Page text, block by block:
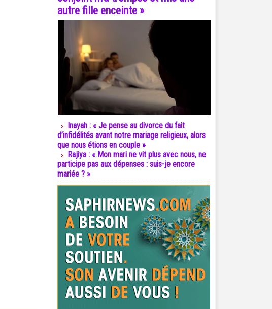
autre fille enceinte »
Inayah : « Je pense au divorce du fait
d’infidélités avant notre mariage religieux, alors
que nous étions en couple »
Rajiya : « Mon mari ne vit plus avec nous, ne
participe pas aux dépenses : suis-je encore
mariée ? »